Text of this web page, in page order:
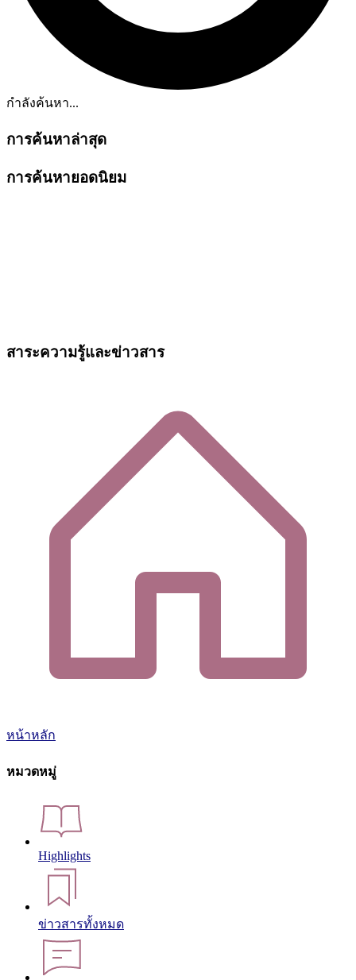
กำลังค้นหา...
การค้นหาล่าสุด
การค้นหายอดนิยม
สาระความรู้และข่าวสาร
หน้าหลัก
หมวดหมู่
Highlights
ข่าวสารทั้งหมด